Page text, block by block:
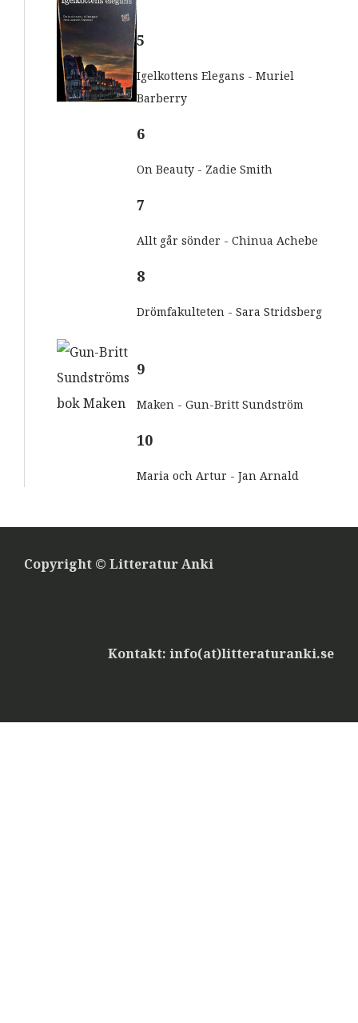
5
Igelkottens Elegans - Muriel
Barberry
6
On Beauty - Zadie Smith
7
Allt går sönder - Chinua Achebe
8
Drömfakulteten - Sara Stridsberg
9
Maken - Gun-Britt Sundström
10
Maria och Artur - Jan Arnald
Copyright © Litteratur Anki
Kontakt: info(at)litteraturanki.se